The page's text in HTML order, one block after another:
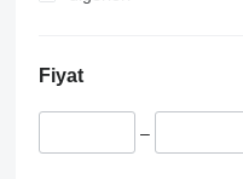
Fiyat
–